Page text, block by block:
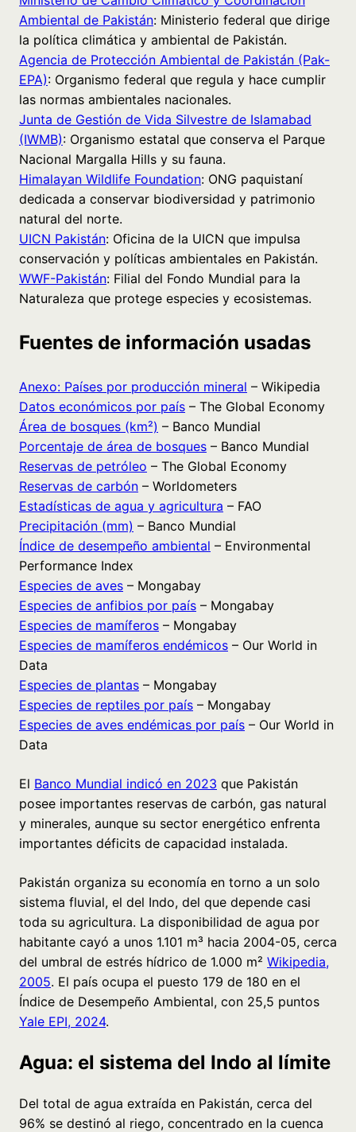
Ambiental de Pakistán: Ministerio federal que dirige
la política climática y ambiental de Pakistán.
Agencia de Protección Ambiental de Pakistán (Pak-
EPA): Organismo federal que regula y hace cumplir
las normas ambientales nacionales.
Junta de Gestión de Vida Silvestre de Islamabad
(IWMB): Organismo estatal que conserva el Parque
Nacional Margalla Hills y su fauna.
Himalayan Wildlife Foundation: ONG paquistaní
dedicada a conservar biodiversidad y patrimonio
natural del norte.
UICN Pakistán: Oficina de la UICN que impulsa
conservación y políticas ambientales en Pakistán.
WWF-Pakistán: Filial del Fondo Mundial para la
Naturaleza que protege especies y ecosistemas.
Fuentes de información usadas
Anexo: Países por producción mineral – Wikipedia
Datos económicos por país – The Global Economy
Área de bosques (km²) – Banco Mundial
Porcentaje de área de bosques – Banco Mundial
Reservas de petróleo – The Global Economy
Reservas de carbón – Worldometers
Estadísticas de agua y agricultura – FAO
Precipitación (mm) – Banco Mundial
Índice de desempeño ambiental – Environmental
Performance Index
Especies de aves – Mongabay
Especies de anfibios por país – Mongabay
Especies de mamíferos – Mongabay
Especies de mamíferos endémicos – Our World in
Data
Especies de plantas – Mongabay
Especies de reptiles por país – Mongabay
Especies de aves endémicas por país – Our World in
Data
El Banco Mundial indicó en 2023 que Pakistán
posee importantes reservas de carbón, gas natural
y minerales, aunque su sector energético enfrenta
importantes déficits de capacidad instalada.
Pakistán organiza su economía en torno a un solo
sistema fluvial, el del Indo, del que depende casi
toda su agricultura. La disponibilidad de agua por
habitante cayó a unos 1.101 m³ hacia 2004-05, cerca
del umbral de estrés hídrico de 1.000 m² Wikipedia,
2005. El país ocupa el puesto 179 de 180 en el
Índice de Desempeño Ambiental, con 25,5 puntos
Yale EPI, 2024.
Agua: el sistema del Indo al límite
Del total de agua extraída en Pakistán, cerca del
96% se destinó al riego, concentrado en la cuenca